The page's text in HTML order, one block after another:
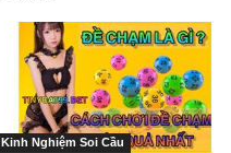
Kinh Nghiệm Soi Cầu